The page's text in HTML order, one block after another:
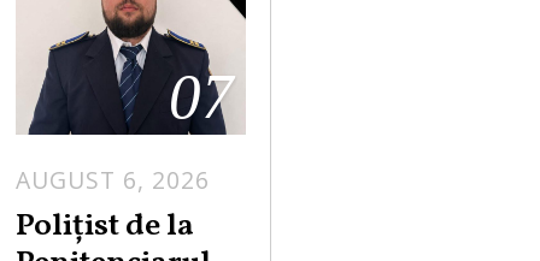
07
AUGUST 6, 2026
Polițist de la